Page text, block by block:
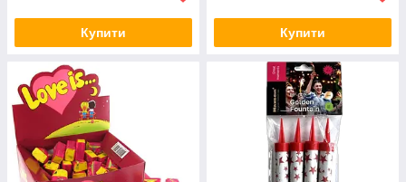
Купити Купити